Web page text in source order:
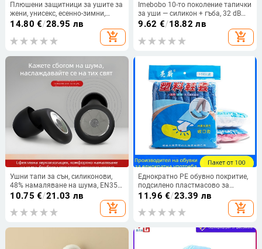
Плюшени защитници за ушите за
жени, унисекс, есенно-зимни,
монохромен дизайн, запазват
14.80 €/28.95 лв
add_shopping_cart
Imebobo 10-то поколение тапички
за уши — силикон + гъба, 32 dB
NRR, за сън, шумопотискане,
9.62 €/18.82 лв
add_shopping_cart
Ушни тапи за сън, силиконови,
48% намаляване на шума, EN352-
2, за сън и работа
10.75 €/21.03 лв
add_shopping_cart
Еднократно PE обувно покритие,
подсилено пластмасово за
вътрешна употреба,
прахозащита и водоустойчивост,
модел lwxt101
11.96 €/23.39 лв
add_shopping_cart